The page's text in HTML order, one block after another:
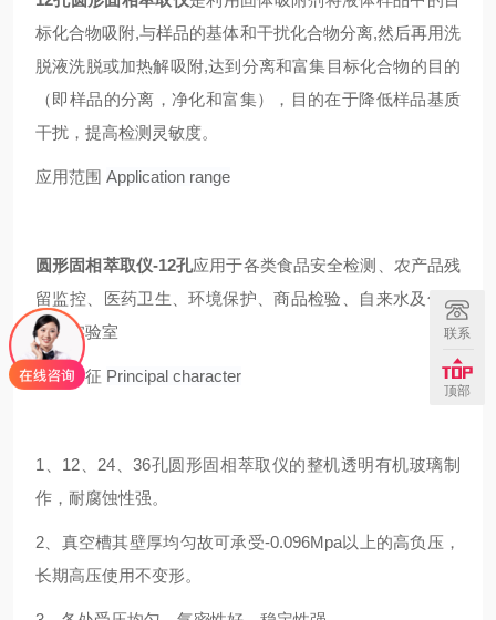
标化合物吸附,与样品的基体和干扰化合物分离,然后再用洗
脱液洗脱或加热解吸附,达到分离和富集目标化合物的目的
（即样品的分离，净化和富集），目的在于降低样品基质
干扰，提高检测灵敏度。
应用范围 Application range
圆形固相萃取仪-12孔应用于各类食品安全检测、农产品残
留监控、医药卫生、环境保护、商品检验、自来水及化工
生产实验室
主要特征 Principal character
1、12、24、36孔圆形固相萃取仪的整机透明有机玻璃制
作，耐腐蚀性强。
2、真空槽其壁厚均匀故可承受-0.096Mpa以上的高负压，
长期高压使用不变形。
联系
顶部